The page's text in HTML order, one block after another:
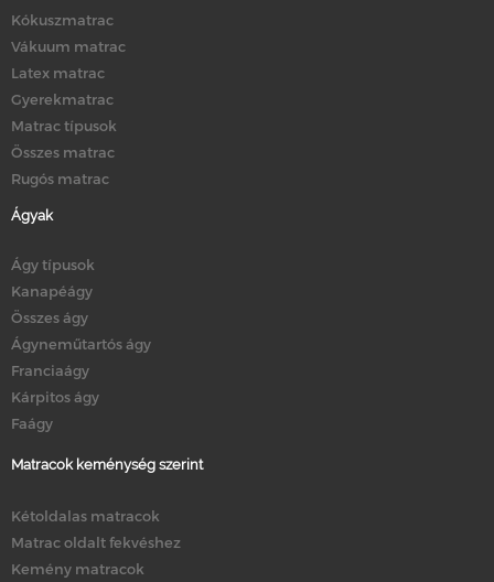
Kókuszmatrac
Vákuum matrac
Latex matrac
Gyerekmatrac
Matrac típusok
Összes matrac
Rugós matrac
Ágyak
Ágy típusok
Kanapéágy
Összes ágy
Ágyneműtartós ágy
Franciaágy
Kárpitos ágy
Faágy
Matracok keménység szerint
Kétoldalas matracok
Matrac oldalt fekvéshez
Kemény matracok